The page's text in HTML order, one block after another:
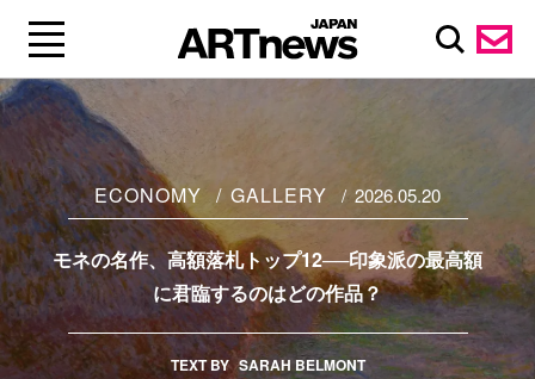
ECONOMY GALLERY 2026.05.20
モネの名作、高額落札トップ12──印象派の最高額
に君臨するのはどの作品？
TEXT BY SARAH BELMONT